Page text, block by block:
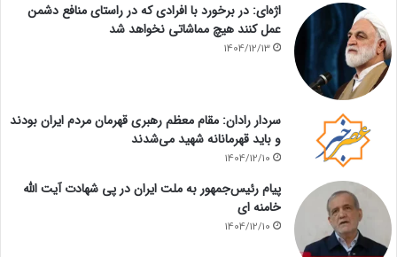
اژه‌ای: در برخورد با افرادی که در راستای منافع دشمن
عمل کنند هیچ مماشاتی نخواهد شد
1404/12/13
سردار رادان: مقام معظم رهبری قهرمان مردم ایران بودند
و باید قهرمانانه شهید می‌شدند
1404/12/10
پیام رئیس‌جمهور به ملت ایران در پی شهادت آیت الله
خامنه ای
1404/12/10